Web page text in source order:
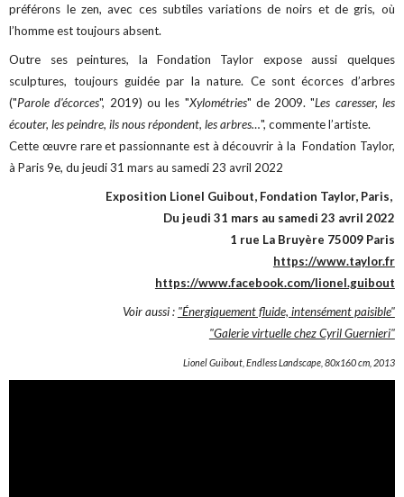
préférons le zen, avec ces subtiles variations de noirs et de gris, où
l’homme est toujours absent.
Outre ses peintures, la Fondation Taylor expose aussi quelques
sculptures, toujours guidée par la nature. Ce sont écorces d’arbres
("Parole d'écorces", 2019) ou les "Xylométries" de 2009. "Les caresser, les
écouter, les peindre, ils nous répondent, les arbres…", commente l’artiste.
Cette œuvre rare et passionnante est à découvrir à la Fondation Taylor,
à Paris 9e, du jeudi 31 mars au samedi 23 avril 2022
Exposition Lionel Guibout, Fondation Taylor, Paris,
Du jeudi 31 mars au samedi 23 avril 2022
1 rue La Bruyère 75009 Paris
https://www.taylor.fr
https://www.facebook.com/lionel.guibout
Voir aussi : "Énergiquement fluide, intensément paisible"
"Galerie virtuelle chez Cyril Guernieri"
Lionel Guibout, Endless Landscape, 80x160 cm, 2013